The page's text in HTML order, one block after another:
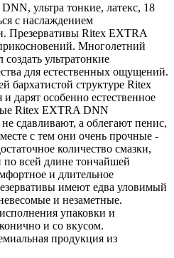
ультра тонкие, латекс, 18
с наслаждением
Презервативы Ritex EXTRA
Многолетний
ультратонкие
для естественных ощущений.
бархатистой структуре Ritex
особенно естественное
Ritex EXTRA DNN
сдавливают, а облегают пенис,
с тем они очень прочные -
количество смазки,
по всей длине тончайшей
и длительное
имеют едва уловимый
и незаметные.
упаковки и
и со вкусом.
продукция из